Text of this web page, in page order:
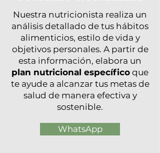
Nuestra nutricionista realiza un
análisis detallado de tus hábitos
alimenticios, estilo de vida y
objetivos personales. A partir de
esta información, elabora un
plan nutricional específico que
te ayude a alcanzar tus metas de
salud de manera efectiva y
sostenible.
WhatsApp